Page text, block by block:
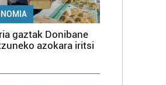
gaztak Donibane
azokara iritsi